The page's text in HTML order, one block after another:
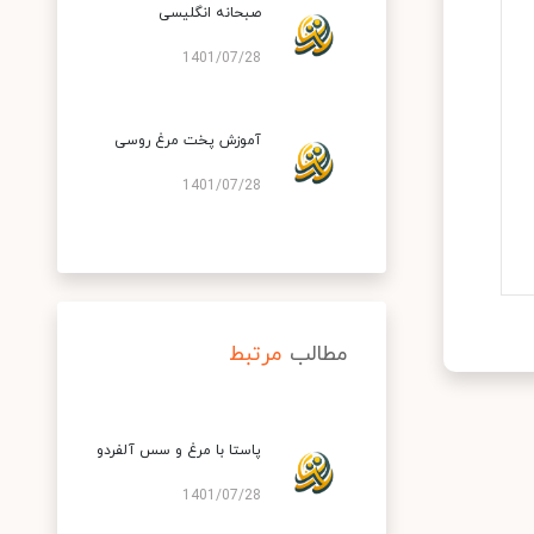
صبحانه انگلیسی
1401/07/28
آموزش پخت مرغ روسی
1401/07/28
مطالب مرتبط
پاستا با مرغ و سس آلفردو
1401/07/28